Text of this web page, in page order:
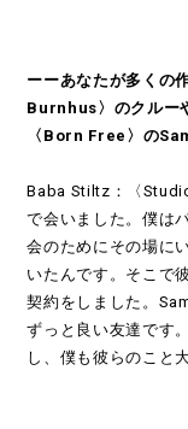
ーーあなたが多くの
Burnhus〉のクルー
〈Born Free〉の
Baba Stiltz：〈
で会いました。僕は
会のためにその場に
いたんです。そこで
契約をしました。
ずっと良い友達です
し、僕も彼らのこと